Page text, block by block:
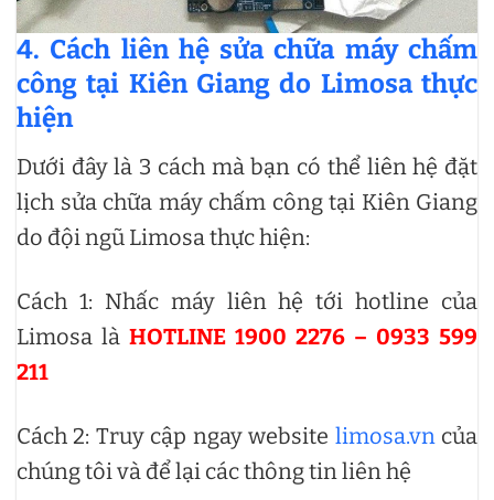
4. Cách liên hệ sửa chữa máy chấm
công tại Kiên Giang do Limosa thực
hiện
Dưới đây là 3 cách mà bạn có thể liên hệ đặt
lịch sửa chữa máy chấm công tại Kiên Giang
do đội ngũ Limosa thực hiện:
Cách 1: Nhấc máy liên hệ tới hotline của
Limosa là HOTLINE 1900 2276 – 0933 599
211
Cách 2: Truy cập ngay website limosa.vncủa
chúng tôi và để lại các thông tin liên hệ